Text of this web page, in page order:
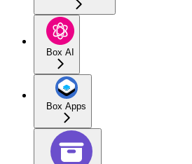
Box AI
Box Apps